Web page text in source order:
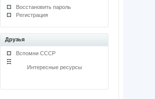
Восстановить пароль
Регистрация
Друзья
Вспомни СССР
Интересные ресурсы